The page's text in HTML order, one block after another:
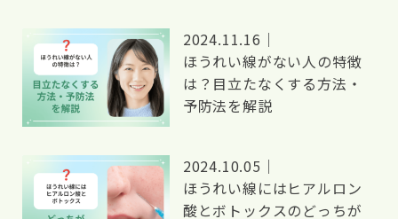
2024.11.16｜
ほうれい線がない人の特徴
は？目立たなくする方法・
予防法を解説
2024.10.05｜
ほうれい線にはヒアルロン
酸とボトックスのどっちが